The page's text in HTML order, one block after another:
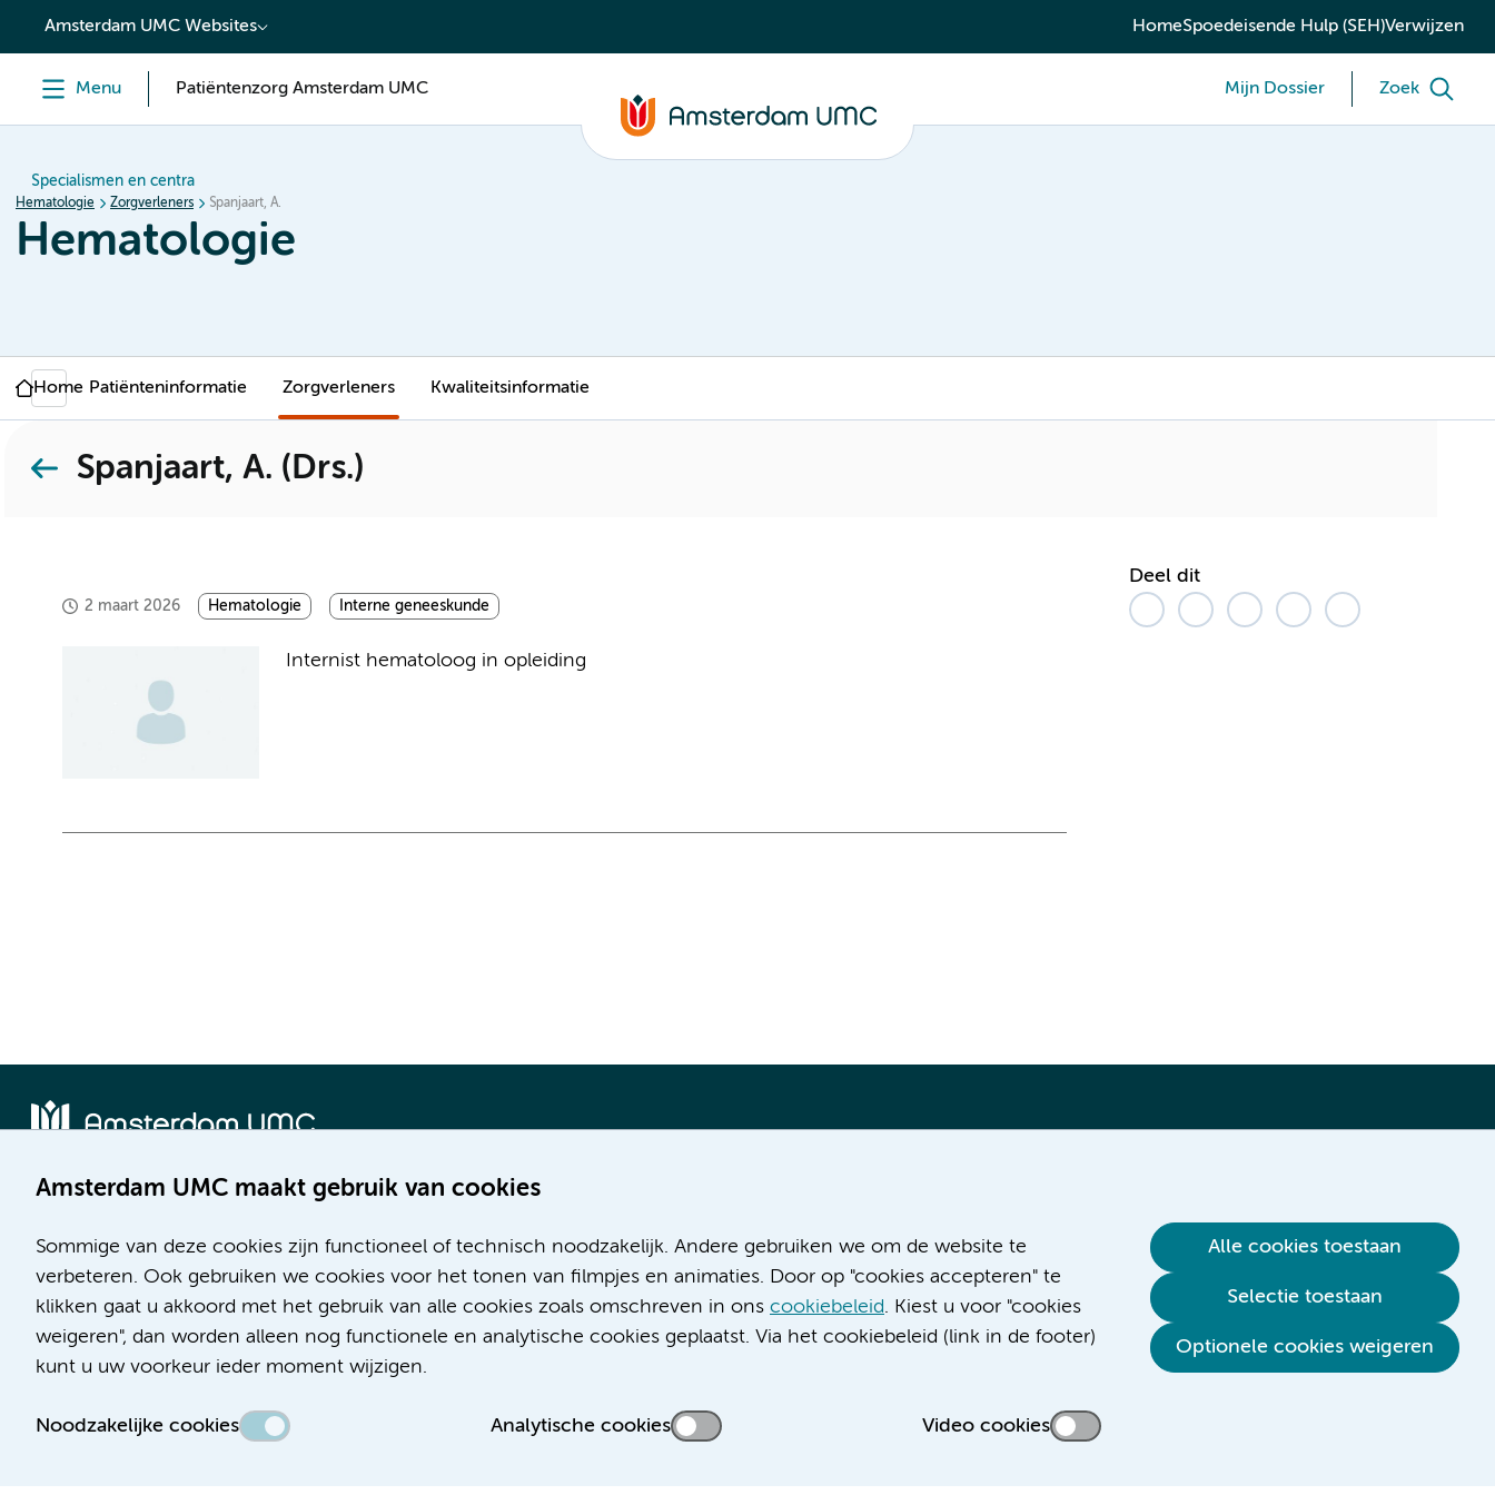
content
Amsterdam UMC Websites HomeSpoedeisende Hulp (SEH)Verwijzen
Menu Patiëntenzorg Amsterdam UMC Mijn Dossier Zoek
Specialismen en centra
Hematologie Zorgverleners Spanjaart, A.
Hematologie
Home Patiënteninformatie Zorgverleners Kwaliteitsinformatie
Spanjaart, A. (Drs.)
2 maart 2026 Hematologie Interne geneeskunde
Internist hematoloog in opleiding
Deel dit
Amsterdam UMC maakt gebruik van cookies
Sommige van deze cookies zijn functioneel of technisch noodzakelijk. Andere gebruiken we om de website te
verbeteren. Ook gebruiken we cookies voor het tonen van filmpjes en animaties. Door op "cookies accepteren" te
klikken gaat u akkoord met het gebruik van alle cookies zoals omschreven in ons cookiebeleid. Kiest u voor "cookies
weigeren", dan worden alleen nog functionele en analytische cookies geplaatst. Via het cookiebeleid (link in de footer)
kunt u uw voorkeur ieder moment wijzigen.
Noodzakelijke cookies Analytische cookies Video cookies
Alle cookies toestaan
Selectie toestaan
Optionele cookies weigeren
Meibergdreef 9
1105 AZ Amsterdam
Telefoon:
(020) 566 9111
Route en parkeren
De Boelelaan 1117
1081 HV Amsterdam
(020) 444 4444
Route en parkeren
Werken bij Amsterdam UMC
Over Amsterdam UMC
Nieuws
Research